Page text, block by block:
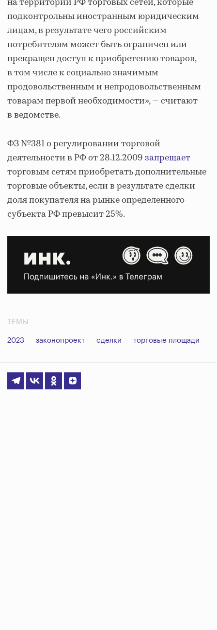
подконтрольны иностранным юридическим
лицам, в результате чего российским
потребителям может быть ограничен или
прекращен доступ к приобретению товаров,
в том числе к социально значимым
продовольственным и непродовольственным
товарам первой необходимости», — считают
в ведомстве.
ФЗ №381 о регулировании торговой
деятельности в РФ от 28.12.2009запрещает
торговым сетям приобретать дополнительные
торговые объекты, если в результате сделки
доля покупателя на рынке определенного
субъекта РФ превысит 25%.
ТЕМЫ
2023 законопроект сделки торговые площади